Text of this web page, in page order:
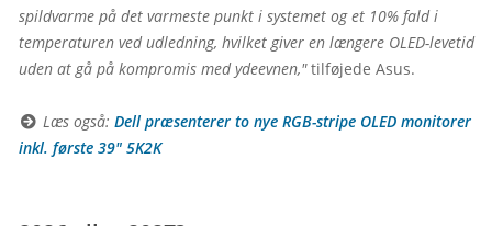
spildvarme på det varmeste punkt i systemet og et 10% fald i
temperaturen ved udledning, hvilket giver en længere OLED-levetid
uden at gå på kompromis med ydeevnen," tilføjede Asus.
Læs også: Dell præsenterer to nye RGB-stripe OLED monitorer
inkl. første 39" 5K2K